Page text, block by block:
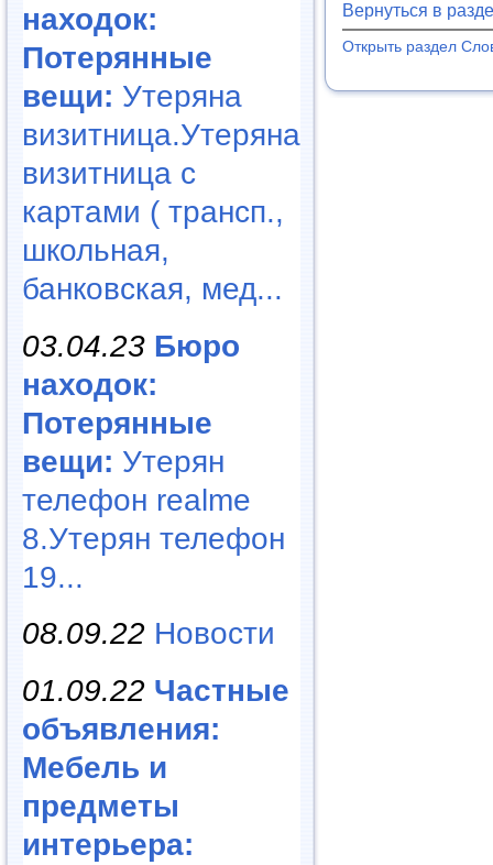
находок:
Потерянные
вещи: Утеряна
визитница.Утеряна
визитница с
картами ( трансп.,
школьная,
банковская, мед...
03.04.23 Бюро
находок:
Потерянные
вещи: Утерян
телефон realme
8.Утерян телефон
19...
08.09.22 Новости
01.09.22 Частные
объявления:
Мебель и
предметы
интерьера:
Вернуться в
Открыть раздел